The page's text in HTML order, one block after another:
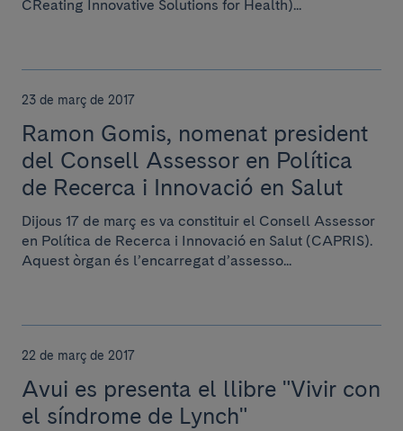
CReating Innovative Solutions for Health)...
23 de març de 2017
Ramon Gomis, nomenat president
del Consell Assessor en Política
de Recerca i Innovació en Salut
Dijous 17 de març es va constituir el Consell Assessor
en Política de Recerca i Innovació en Salut (CAPRIS).
Aquest òrgan és l’encarregat d’assesso...
22 de març de 2017
Avui es presenta el llibre "Vivir con
el síndrome de Lynch"